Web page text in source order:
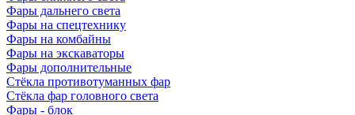
Фары дальнего света
Фары на спецтехнику
Фары на комбайны
Фары на экскаваторы
Фары дополнительные
Стёкла противотуманных фар
Стёкла фар головного света
Фары - блок